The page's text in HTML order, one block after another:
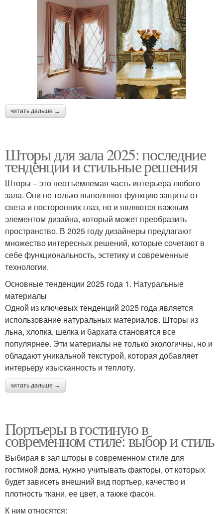
читать дальше →
Шторы для зала 2025: последние
тенденции и стильные решения
Шторы – это неотъемлемая часть интерьера любого
зала. Они не только выполняют функцию защиты от
света и посторонних глаз, но и являются важным
элементом дизайна, который может преобразить
пространство. В 2025 году дизайнеры предлагают
множество интересных решений, которые сочетают в
себе функциональность, эстетику и современные
технологии.
Основные тенденции 2025 года 1. Натуральные
материалы
Одной из ключевых тенденций 2025 года является
использование натуральных материалов. Шторы из
льна, хлопка, шелка и бархата становятся все
популярнее. Эти материалы не только экологичны, но и
обладают уникальной текстурой, которая добавляет
интерьеру изысканность и теплоту.
читать дальше →
Портьеры в гостиную в
современном стиле: выбор и стиль
Выбирая в зал шторы в современном стиле для
гостиной дома, нужно учитывать факторы, от которых
будет зависеть внешний вид портьер, качество и
плотность ткани, ее цвет, а также фасон.
К ним относятся: